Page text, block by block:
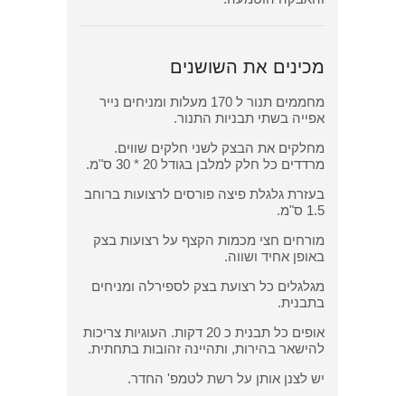
מכינים את השושנים
מחממים תנור ל 170 מעלות ומניחים נייר
אפייה בשתי תבניות התנור.
מחלקים את הבצק לשני חלקים שווים.
מרדדים כל חלק למלבן בגודל 20 * 30 ס"מ.
בעזרת גלגלת פיצה פורסים לרצועות ברוחב
1.5 ס"מ.
מורחים חצי מכמות הקצף על רצועות בצק
באופן אחיד ושווה.
מגלגלים כל רצועת בצק לספירלה ומניחים
בתבנית.
אופים כל תבנית כ 20 דקות. העוגיות צריכות
להישאר בהירות, ותהיינה זהובות בתחתית.
יש לצנן אותן על רשת לטמפ' החדר.